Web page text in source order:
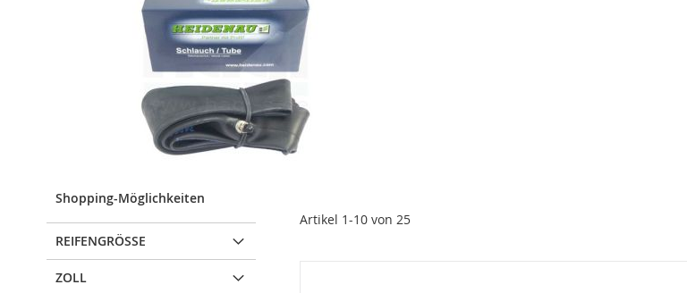
Artikel 1-10 von25
Shopping-Möglichkeiten
REIFENGRÖSSE
ZOLL